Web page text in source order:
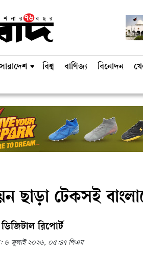
সারাদেশ বিশ্ব বাণিজ্য বিনোদন
ছাড়া টেকসই
রিপোর্ট
৬ জুলাই ২০২৬, ০৫:৪৭ পিএম